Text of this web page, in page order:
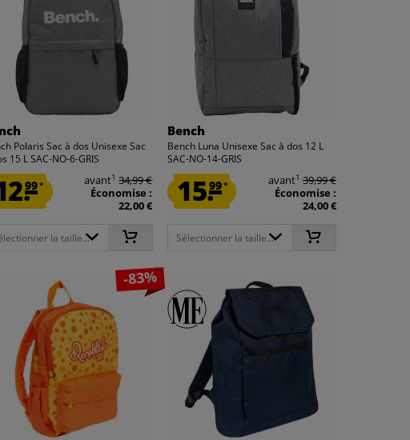
Polaris Sac à dos Unisexe Sac
15 L SAC-NO-6-GRIS
99* avant1 34,99 €
Économise :
22,00 €
la taille...
Bench
Bench Luna Unisexe Sac à dos 12 L
SAC-NO-14-GRIS
15.99* avant1 39,99 €
Économise :
24,00 €
Sélectionner la taille...
-83%